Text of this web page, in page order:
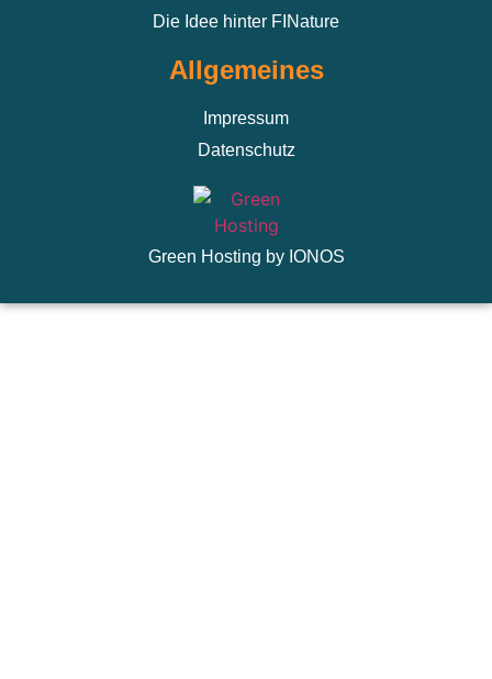
Die Idee hinter FINature
Allgemeines
Impressum
Datenschutz
Green Hosting by IONOS